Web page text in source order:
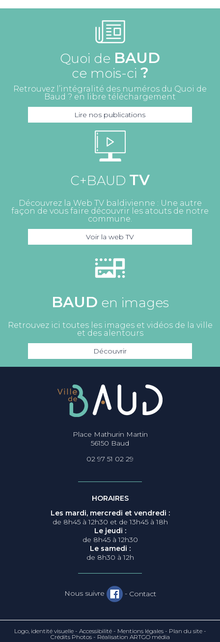
Quoi de BAUD
ce mois-ci ?
Retrouvez l’intégralité des numéros du Quoi de
Baud ? en libre téléchargement
Lire nos publications
C+BAUD TV
Découvrez la Web TV baldivienne : Une autre
façon de vous faire découvrir les atouts de notre
commune.
Voir la web TV
BAUD en images
Retrouvez ici toutes les images et vidéos de la ville
et des alentours
Découvrir
Place Mathurin Martin
56150 Baud
02 97 51 02 29
HORAIRES
Les mardi, mercredi et vendredi :
de 8h45 à 12h30 et de 13h45 à 18h
Le jeudi :
de 8h45 à 12h30
Le samedi :
de 8h30 à 12h
Nous suivre - Contact
Logo, identité visuelle- Accessibilité- Mentions légales- Plan du site-
Crédits Photos- Réalisation ARTGO média